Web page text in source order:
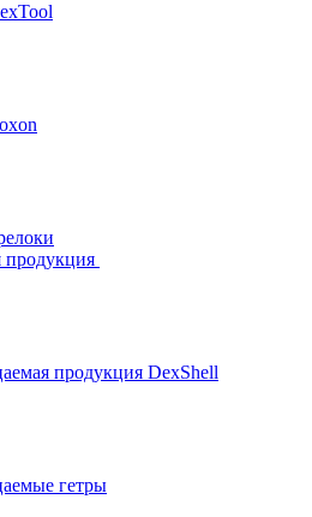
продукция
продукция DexShell
гетры